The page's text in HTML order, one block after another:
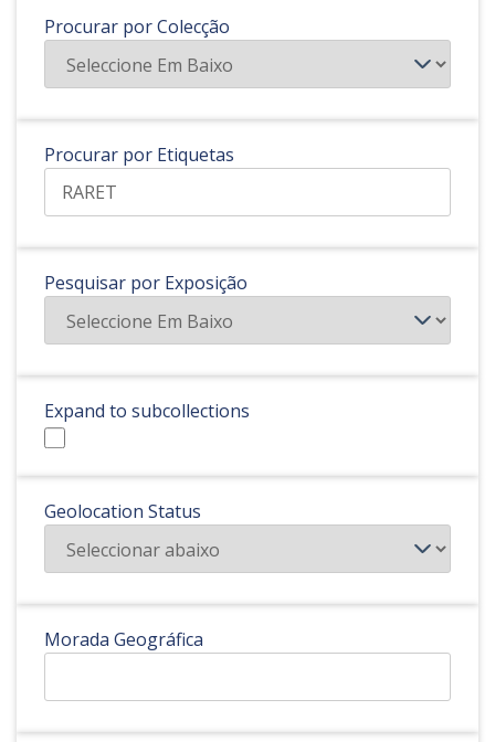
Procurar por Colecção
Procurar por Etiquetas
Pesquisar por Exposição
Expand to subcollections
Geolocation Status
Morada Geográfica